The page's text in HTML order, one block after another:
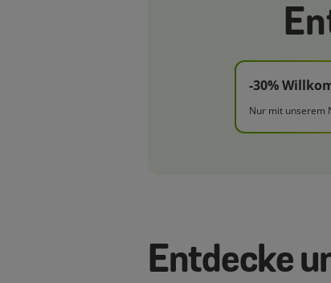
-30%
Nur mit unserem
Entdecke